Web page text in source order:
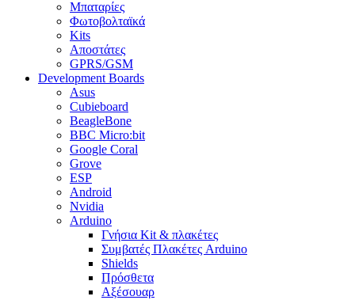
Μπαταρίες
Φωτοβολταϊκά
Kits
Αποστάτες
GPRS/GSM
Development Boards
Asus
Cubieboard
BeagleBone
BBC Micro:bit
Google Coral
Grove
ESP
Android
Nvidia
Arduino
Γνήσια Kit & πλακέτες
Συμβατές Πλακέτες Arduino
Shields
Πρόσθετα
Αξέσουαρ